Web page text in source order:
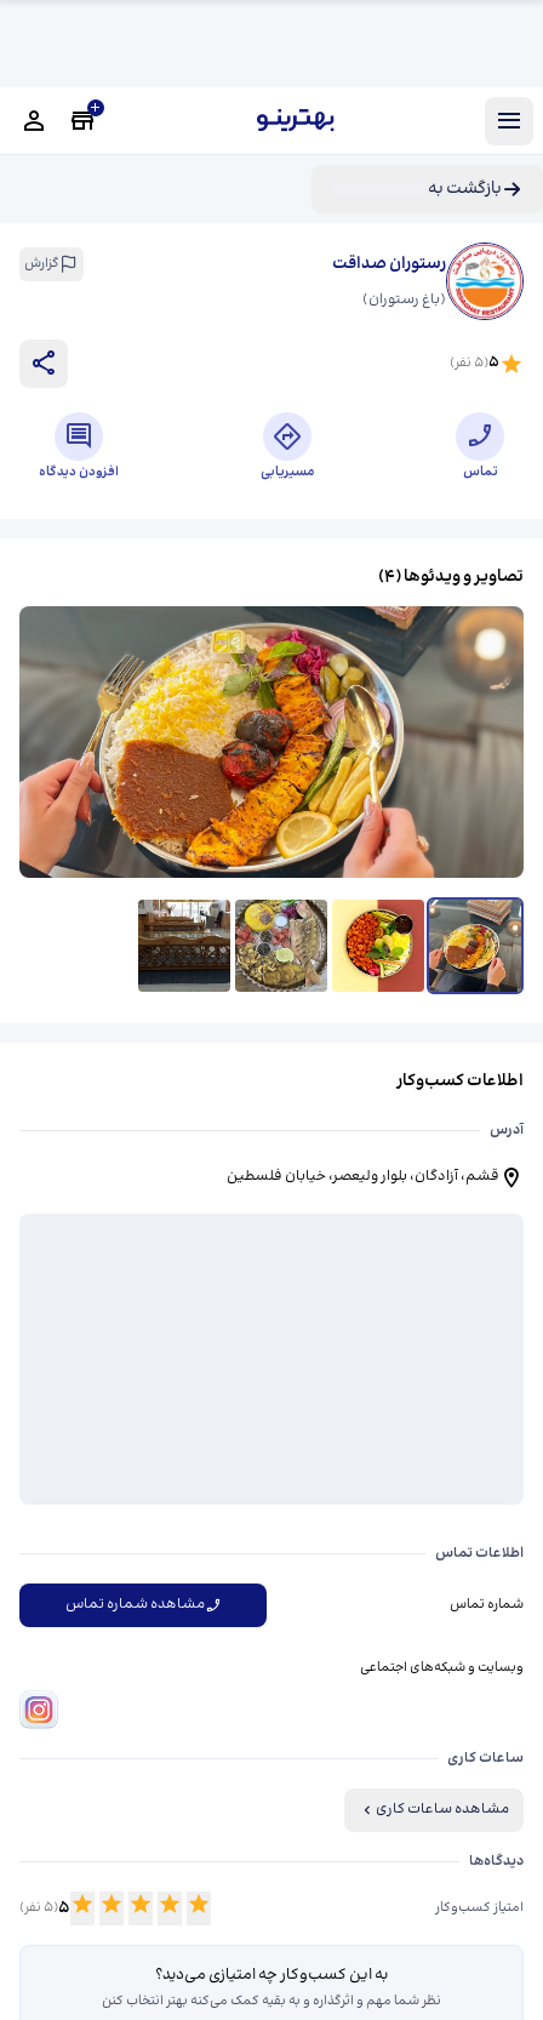
بازگشت به
رستوران صداقت گزارش
(باغ رستوران)
5
(
5 نفر)
تماس مسیریابی افزودن دیدگاه
تصاویر و ویدئوها (4
)
اطلاعات کسب‌وکار
آدرس
قشم، آزادگان، بلوار ولیعصر، خیابان فلسطین
اطلاعات تماس
شماره تماس مشاهده شماره تماس
وبسایت و شبکه‌های اجتماعی
ساعات کاری
مشاهده ساعات کاری
دیدگاه‌ها درباره رستوران صداقت
دیدگاه‌ها
امتیاز کسب‌وکار 5
(
5 نفر)
به این کسب‌وکار چه امتیازی می‌دید؟
نظر شما مهم و اثرگذاره و به بقیه کمک می‌کنه بهتر انتخاب کنن